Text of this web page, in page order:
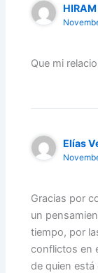
HIRAM
Que mi
Elías
Gracias por
un
tiempo, por
conflictos en
de quien